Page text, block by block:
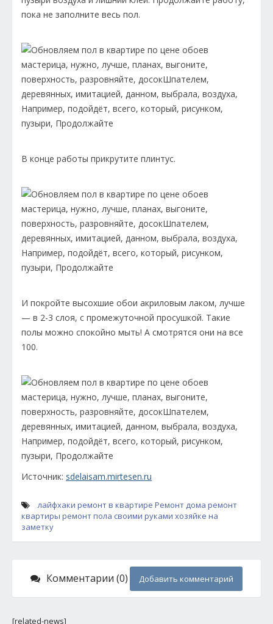
пока не заполните весь пол.
В конце работы прикрутите плинтус.
И покройте высохшие обои акриловым лаком, лучше
— в 2-3 слоя, с промежуточной просушкой. Такие
полы можно спокойно мыть! А смотрятся они на все
100.
Источник: sdelaisam.mirtesen.ru
лайфхаки ремонт в квартире Ремонт дома ремонт
квартиры ремонт пола своими руками хозяйке на
заметку
Комментарии (0) Добавить комментарий
[related-news]